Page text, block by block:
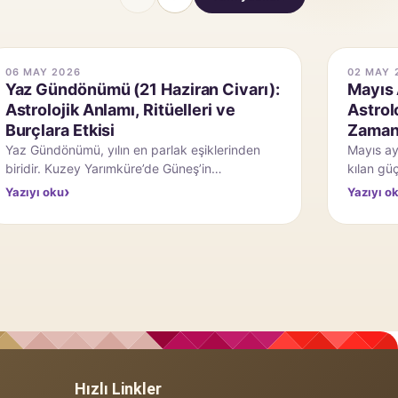
Mayıs Ayı Burç Kehanetleri ve
Astrolojik Olayları: Mavi Dolunay Ne
Mayıs ayı, gökyüzünün ritmini daha görünür
kılan güçlü bir geçiş dönemi gibi çalışıyor.
Baharın son düzlüğüne girerken ilişkiler, …
Hızlı Linkler